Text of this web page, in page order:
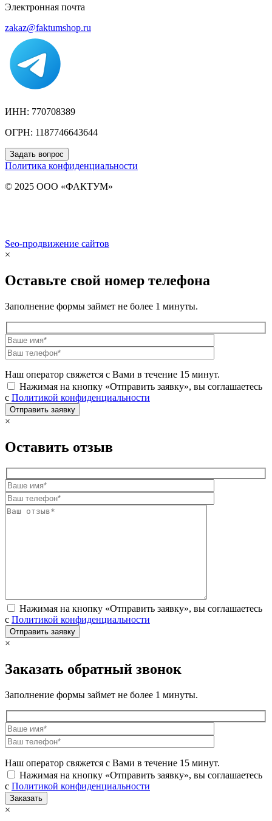
Электронная почта
zakaz@faktumshop.ru
ИНН: 770708389
ОГРН: 1187746643644
Задать вопрос
Политика конфиденциальности
© 2025 ООО «ФАКТУМ»
Seo-продвижение сайтов
×
Оставьте свой номер телефона
Заполнение формы займет не более 1 минуты.
Наш оператор свяжется с Вами в течение 15 минут.
Нажимая на кнопку «Отправить заявку», вы соглашаетесь
с Политикой конфиденциальности
×
Оставить отзыв
Нажимая на кнопку «Отправить заявку», вы соглашаетесь
с Политикой конфиденциальности
×
Заказать обратный звонок
Заполнение формы займет не более 1 минуты.
Наш оператор свяжется с Вами в течение 15 минут.
Нажимая на кнопку «Отправить заявку», вы соглашаетесь
с Политикой конфиденциальности
×